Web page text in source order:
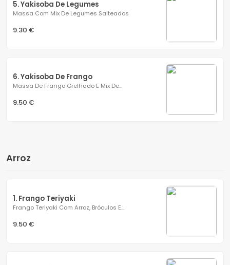
5. Yakisoba De Legumes
Massa Com Mix De Legumes Salteados
9.30 €
6. Yakisoba De Frango
Massa De Frango Grelhado E Mix De...
9.50 €
Arroz
1. Frango Teriyaki
Frango Teriyaki Com Arroz, Bróculos E...
9.50 €